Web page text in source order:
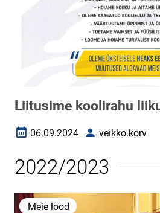
Liitusime koolirahu
Loomise kuupäev
06.09.2024 Autorveikko.korv
2022/2023
Meie lood